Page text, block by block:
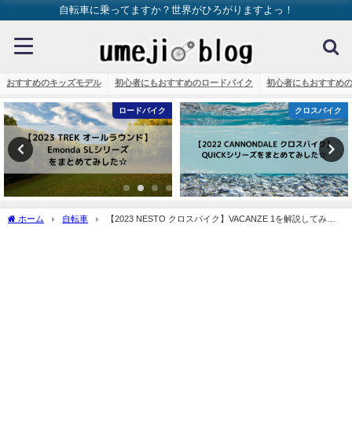
自転車に乗ってますか？世界がひろがりますよっ！
おすすめのキッズモデル 初心者にもおすすめのロードバイク 初心者にもおすすめ
クロスバイク ミニベロ・フォールディング
ホーム 自転車
【2023 NESTO クロスバイク】VACANZE 1を解説してみま